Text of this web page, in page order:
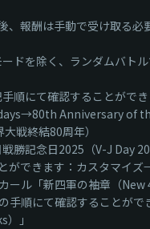
、報酬は手動で受け取る必
ードを除く、ランダムバト
順にて確認することがで
Anniversary of
戦終結80周年）
勝記念日2025（V-J Day
ができます：カスタマイ
ール「新四軍の袖章（
手順にて確認することが
」